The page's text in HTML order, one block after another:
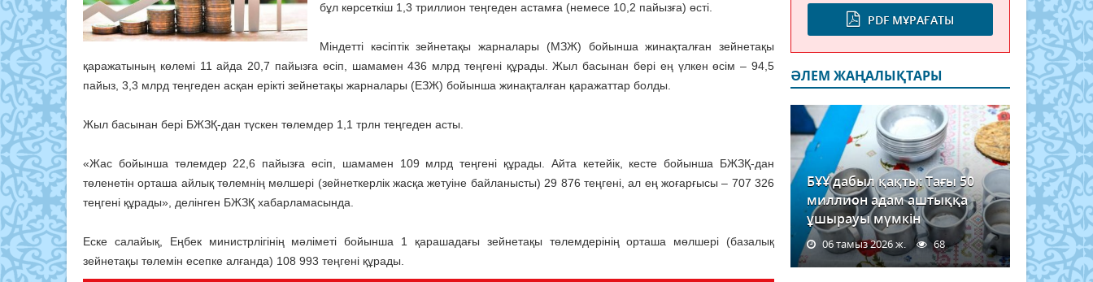
бұл көрсеткіш 1,3 триллион теңгеден астамға (немесе 10,2 пайызға) өсті.
Міндетті кәсіптік зейнетақы жарналары (МЗЖ) бойынша жинақталған зейнетақы
қаражатының көлемі 11 айда 20,7 пайызға өсіп, шамамен 436 млрд теңгені құрады. Жыл басынан бері ең үлкен өсім – 94,5
пайыз, 3,3 млрд теңгеден асқан ерікті зейнетақы жарналары (ЕЗЖ) бойынша жинақталған қаражаттар болды.
Жыл басынан бері БЖЗҚ-дан түскен төлемдер 1,1 трлн теңгеден асты.
«Жас бойынша төлемдер 22,6 пайызға өсіп, шамамен 109 млрд теңгені құрады. Айта кетейік, кесте бойынша БЖЗҚ-дан
төленетін орташа айлық төлемнің мөлшері (зейнеткерлік жасқа жетуіне байланысты) 29 876 теңгені, ал ең жоғарғысы – 707 326
теңгені құрады», делінген БЖЗҚ хабарламасында.
Еске салайық, Еңбек министрлігінің мәліметі бойынша 1 қарашадағы зейнетақы төлемдерінің орташа мөлшері (базалық
зейнетақы төлемін есепке алғанда) 108 993 теңгені құрады.
PDF МҰРАҒАТЫ
ӘЛЕМ ЖАҢАЛЫҚТАРЫ
БҰҰ дабыл қақты: Тағы 50
миллион адам аштыққа
ұшырауы мүмкін
06 тамыз 2026 ж. 68